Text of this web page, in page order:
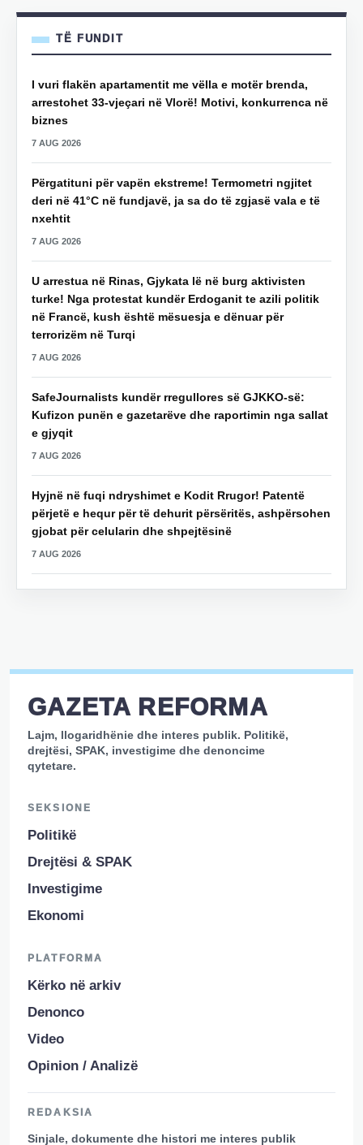
TË FUNDIT
I vuri flakën apartamentit me vëlla e motër brenda,
arrestohet 33-vjeçari në Vlorë! Motivi, konkurrenca në
biznes
7 AUG 2026
Përgatituni për vapën ekstreme! Termometri ngjitet
deri në 41°C në fundjavë, ja sa do të zgjasë vala e të
nxehtit
7 AUG 2026
U arrestua në Rinas, Gjykata lë në burg aktivisten
turke! Nga protestat kundër Erdoganit te azili politik
në Francë, kush është mësuesja e dënuar për
terrorizëm në Turqi
7 AUG 2026
SafeJournalists kundër rregullores së GJKKO-së:
Kufizon punën e gazetarëve dhe raportimin nga sallat
e gjyqit
7 AUG 2026
Hyjnë në fuqi ndryshimet e Kodit Rrugor! Patentë
përjetë e hequr për të dehurit përsëritës, ashpërsohen
gjobat për celularin dhe shpejtësinë
7 AUG 2026
GAZETA REFORMA
Lajm, llogaridhënie dhe interes publik. Politikë,
drejtësi, SPAK, investigime dhe denoncime
qytetare.
SEKSIONE
Politikë
Drejtësi & SPAK
Investigime
Ekonomi
PLATFORMA
Kërko në arkiv
Denonco
Video
Opinion / Analizë
REDAKSIA
Sinjale, dokumente dhe histori me interes publik